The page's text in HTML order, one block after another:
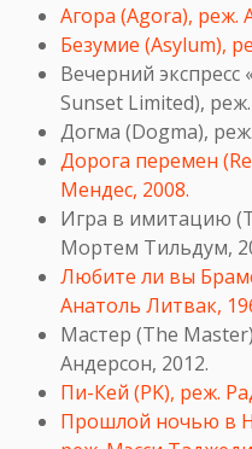
Агора (Agora), реж.
Безумие (Asylum),
Вечерний
Sunset Limited),
Догма (Dogma),
Дорога перемен
Мендес, 2008.
Игра в имитацию
Мортем Тильдум,
Любите ли вы
Анатоль Литвак,
Мастер (The
Андерсон, 2012.
Пи-Кей (PK), реж.
Прошлой ночью в